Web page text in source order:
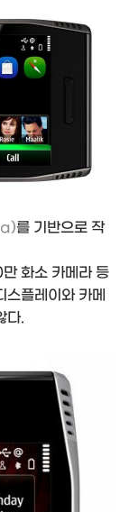
를 기반으로 작
화소 카메라 등
플레이와 카메
다.